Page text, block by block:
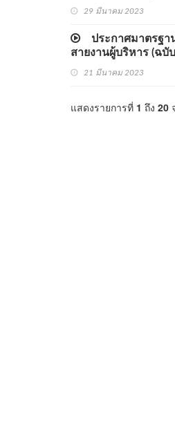
29 มีนาคม 2023
ประกาศมาตรฐา
สายงานผู้บริหาร (ฉบั
21 มีนาคม 2023
แสดงรายการที่ 1 ถึง 20